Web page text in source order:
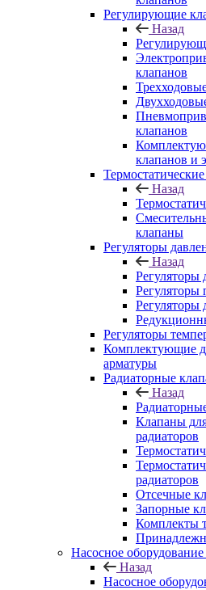
Регулирующие
Назад
клапанов
клапанов
клапанов и
Назад
клапаны
Регуляторы
Назад
Регуляторы
Регуляторы
Регуляторы
Регуляторы
Комплектующие
арматуры
Радиаторные
Назад
Клапаны
радиаторов
радиаторов
Отсечные
Запорные
Комплекты
Насосное оборудование
Назад
Насосное